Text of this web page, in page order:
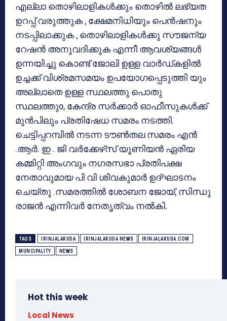
എല്ലാ തൊഴിലാളികൾക്കും തൊഴിൽ ലഭ്യത
ഉറപ്പ് വരുത്തുക , ക്ഷേമനിധിയും പെൻഷനും
നടപ്പിലാക്കുക , തൊഴിലാളികൾക്കു സൗജന്യ
റേഷൻ അനുവദിക്കുക എന്നീ ആവശ്യങ്ങൾ
ഉന്നയിച്ചു കൊണ്ട് ജോലി ഉള്ള വാർഡ്കളിൽ
ഉച്ചക്ക് വിശ്രമസമയം ഉപയോഗപ്പെടുത്തി യും
അല്ലാതെ ഉള്ള സ്ഥലത്തു പൊതു
സ്ഥലത്തുo, കേന്ദ്ര സർക്കാർ ഓഫീസുകൾക്ക്
മുൻപിലും പ്രതിഷേധ സമരം നടത്തി.
ചെട്ടിപ്പറമ്പിൽ നടന്ന ടൗൺതല സമരം എൻ
.ആർ. ഇ . ജി വർക്കേഴ്‌സ് യൂണിയൻ ഏരിയ
കമ്മിറ്റി അംഗവും നഗരസഭാ പ്രതിപക്ഷ
നേതാവുമായ പി വി ശിവകുമാർ ഉദ്‌ഘാടനം
ചെയ്‌തു .സമരത്തിൽ ശോബന ജോയ്, സിന്ധു
രാജൻ എന്നിവർ നേതൃത്വം നൽകി.
TAGS IRINJALAKUDA IRINJALAKUDA NEWS IRINJALAKUDA.COM
MUNCIPALITY NEWS
Hot this week
Local News